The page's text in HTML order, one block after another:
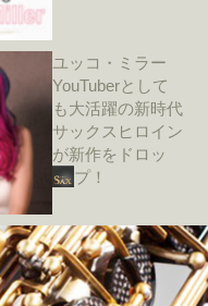
ユッコ・ミラー
YouTuberとして
も大活躍の新時代
サックスヒロイン
が新作をドロッ
プ！